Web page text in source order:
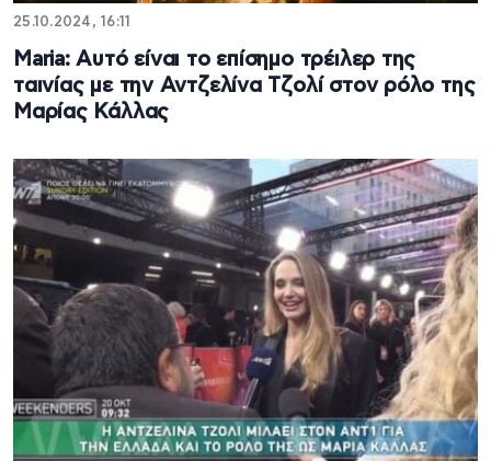
25.10.2024, 16:11
Maria: Αυτό είναι το επίσημο τρέιλερ της
ταινίας με την Αντζελίνα Τζολί στον ρόλο της
Μαρίας Κάλλας